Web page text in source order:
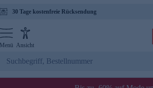
30 Tage kostenfreie Rücksendung
Menü Ansicht